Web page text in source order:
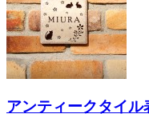
アンティークタイ